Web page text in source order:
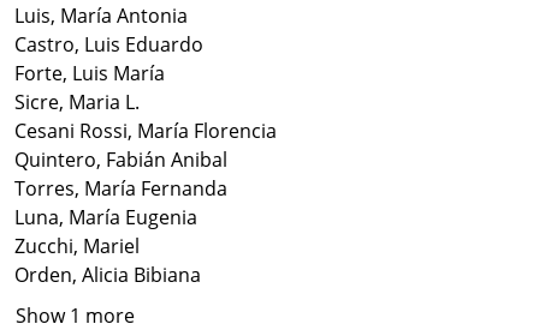
Luis, María Antonia
Castro, Luis Eduardo
Forte, Luis María
Sicre, Maria L.
Cesani Rossi, María Florencia
Quintero, Fabián Anibal
Torres, María Fernanda
Luna, María Eugenia
Zucchi, Mariel
Orden, Alicia Bibiana
Show 1 more